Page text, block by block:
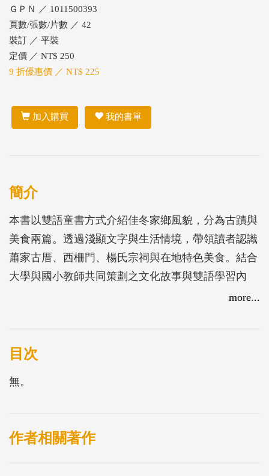
ＧＰＮ ／ 1011500393
頁數/張數/片數 ／ 42
裝訂 ／ 平裝
定價 ／ NT$ 250
9 折優惠價 ／ NT$ 225
加入購買 我的書單
簡介
本書以雙語童書方式介紹佳冬家鄉風貌，分為古蹟與
美食兩篇。透過淺顯文字與生活情境，帶領讀者認識
蕭家古厝、西柵門、楊氏宗祠與在地特色美食。結合
大學與國小教師共同策劃之文化故事與雙語學習內
容，並搭配小朋友朗讀音檔與手繪插圖，讓孩子在閱
章。
more...
目次
無。
作者相關著作